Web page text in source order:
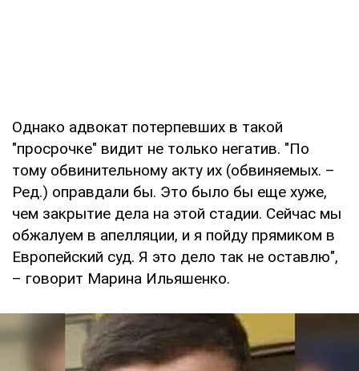
Однако адвокат потерпевших в такой
"просрочке" видит не только негатив. "По
тому обвинительному акту их (обвиняемых. –
Ред.) оправдали бы. Это было бы еще хуже,
чем закрытие дела на этой стадии. Сейчас мы
обжалуем в апелляции, и я пойду прямиком в
Европейский суд. Я это дело так не оставлю",
– говорит Марина Ильяшенко.